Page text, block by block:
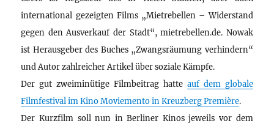
international gezeigten Films „Mietrebellen – Widerstand
gegen den Ausverkauf der Stadt“, mietrebellen.de. Nowak
ist Herausgeber des Buches „Zwangsräumung verhindern“
und Autor zahlreicher Artikel über soziale Kämpfe.
Der gut zweiminütige Filmbeitrag hatte auf dem globale
Filmfestival im Kino Moviemento in Kreuzberg Première.
Der Kurzfilm soll nun in Berliner Kinos jeweils vor dem